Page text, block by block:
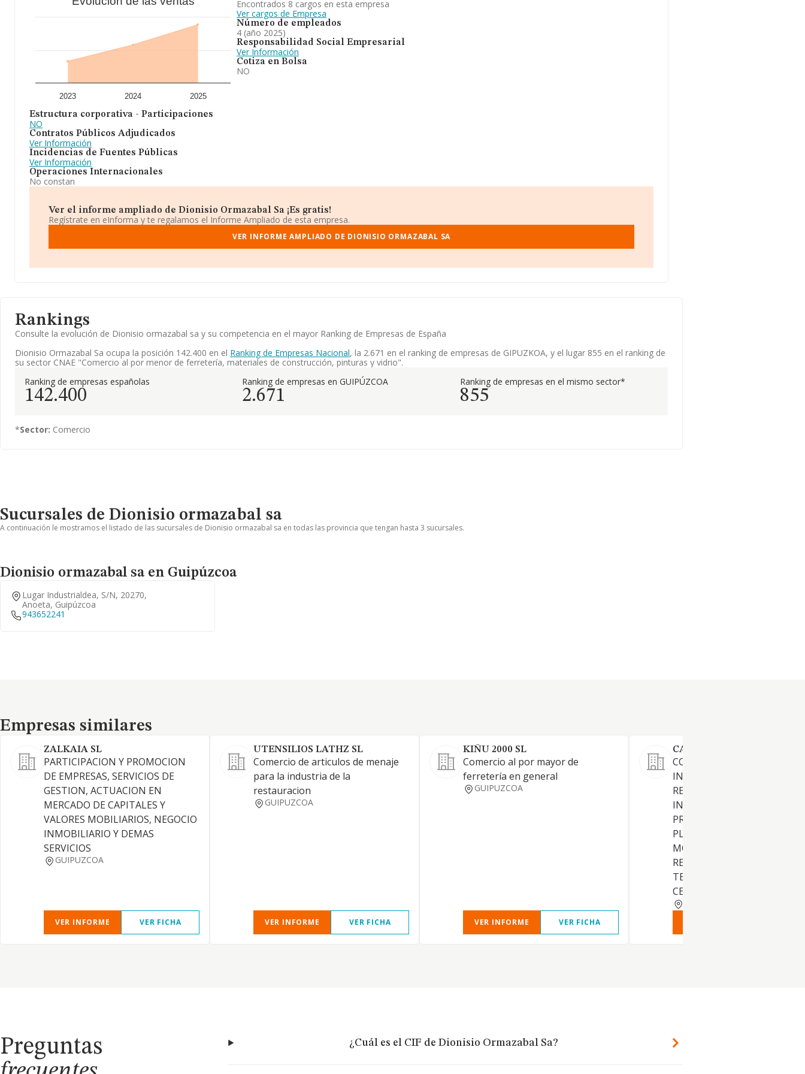
2023 2024 2025
Estructura corporativa - Participaciones
NO
Contratos Públicos Adjudicados
Ver Información
Incidencias de Fuentes Públicas
Ver Información
Operaciones Internacionales
No constan
Encontrados 8 cargos en esta empresa
Ver cargos de Empresa
Número de empleados
4 (año 2025)
Responsabilidad Social Empresarial
Ver Información
Cotiza en Bolsa
NO
Ver el informe ampliado de Dionisio Ormazabal Sa ¡Es gratis!
Regístrate en eInforma y te regalamos el Informe Ampliado de esta empresa.
VER INFORME AMPLIADO DE DIONISIO ORMAZABAL SA
Rankings
Consulte la evolución de Dionisio ormazabal sa y su competencia en el mayor Ranking de Empresas de España
Dionisio Ormazabal Sa ocupa la posición 142.400 en el Ranking de Empresas Nacional, la 2.671 en el ranking de empresas de GIPUZKOA, y el lugar 855 en el ranking de
su sector CNAE "Comercio al por menor de ferretería, materiales de construcción, pinturas y vidrio".
Ranking de empresas españolas
142.400
Ranking de empresas en GUIPÚZCOA
2.671
Ranking de empresas en el mismo sector*
855
*Sector: Comercio
Sucursales de Dionisio ormazabal sa
A continuación le mostramos el listado de las sucursales de Dionisio ormazabal sa en todas las provincia que tengan hasta 3 sucursales.
Dionisio ormazabal sa en Guipúzcoa
Lugar Industrialdea, S/n, 20270,
Anoeta, Guipúzcoa
943652241
Empresas similares
Empresas similares
ZALKAIA SL
PARTICIPACION Y PROMOCION
DE EMPRESAS, SERVICIOS DE
GESTION, ACTUACION EN
MERCADO DE CAPITALES Y
VALORES MOBILIARIOS, NEGOCIO
INMOBILIARIO Y DEMAS
SERVICIOS
GUIPUZCOA
VER INFORME VER FICHA
UTENSILIOS LATHZ SL
Comercio de articulos de menaje
para la industria de la
restauracion
GUIPUZCOA
VER INFORME VER FICHA
KIÑU 2000 SL
Comercio al por mayor de
ferretería en general
GUIPUZCOA
VER INFORME VER FICHA
CALLEJO ZERAMIKAK SL
COMERCIALIZACION E
INSTALACION DE TODO
RECUBRIMIENTOS
INTERIORES Y EXTERIORES,
PRODUCTOS AZULEJOS,
PLAQUETAS, BALDOSAS,
MOSAICOS, PAVIMENTOS Y
REVESTIMIENTOS DE
TECHOS Y PAREDES DE
CERAMICA, P
Preguntas
¿Cuál es el CIF de Dionisio Ormazabal Sa?